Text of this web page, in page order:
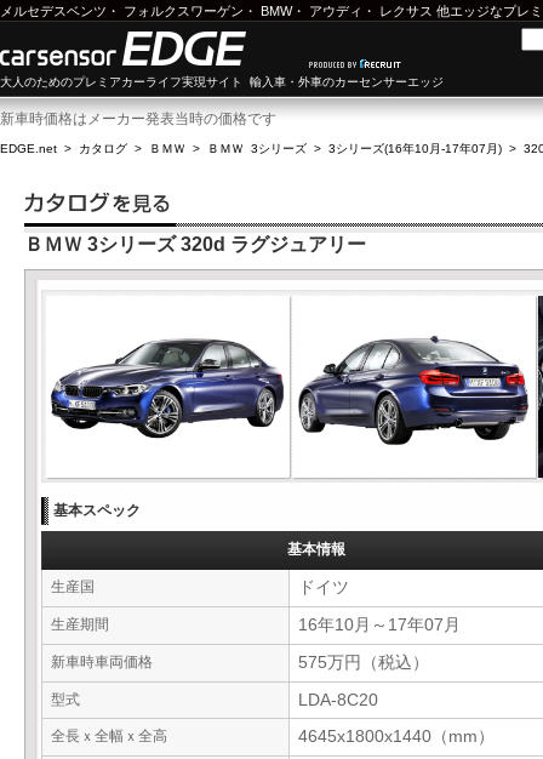
メルセデスベンツ ・ フォルクスワーゲン ・ BMW・ アウディ ・ レクサス 他エッジなプレ
大人のためのプレミアカーライフ実現サイト 輸入車・外車のカーセンサーエッジ
新車時価格はメーカー発表当時の価格です
EDGE.net > カタログ > ＢＭＷ > ＢＭＷ 3シリーズ > 3シリーズ(16年10月-17年07月) >
ＢＭＷ 3シリーズ 320d ラグジュアリー
基本スペック
基本情報
生産国 ドイツ
生産期間 16年10月～17年07月
新車時車両価格 575万円（税込）
型式 LDA-8C20
全長ｘ全幅ｘ全高 4645x1800x1440（mm）